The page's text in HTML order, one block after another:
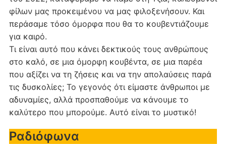
φίλων μας προκειμένου να μας φιλοξενήσουν. Και
περάσαμε τόσο όμορφα που θα το κουβεντιάζουμε
για καιρό.
Τι είναι αυτό που κάνει δεκτικούς τους ανθρώπους
στο καλό, σε μια όμορφη κουβέντα, σε μια παρέα
που αξίζει να τη ζήσεις και να την απολαύσεις παρά
τις δυσκολίες; Το γεγονός ότι είμαστε άνθρωποι με
αδυναμίες, αλλά προσπαθούμε να κάνουμε το
καλύτερο που μπορούμε. Αυτό είναι το μυστικό!
Ραδιόφωνα